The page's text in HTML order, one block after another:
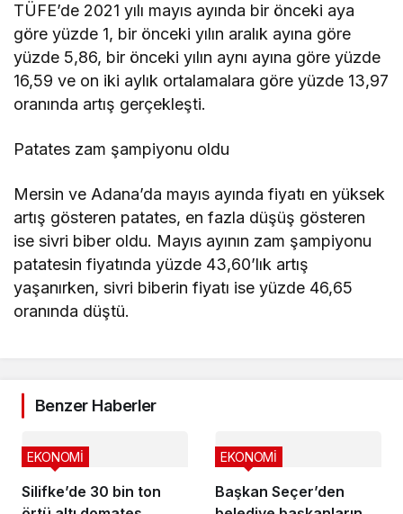
TÜFE’de 2021 yılı mayıs ayında bir önceki aya
göre yüzde 1, bir önceki yılın aralık ayına göre
yüzde 5,86, bir önceki yılın aynı ayına göre yüzde
16,59 ve on iki aylık ortalamalara göre yüzde 13,97
oranında artış gerçekleşti.
Patates zam şampiyonu oldu
Mersin ve Adana’da mayıs ayında fiyatı en yüksek
artış gösteren patates, en fazla düşüş gösteren
ise sivri biber oldu. Mayıs ayının zam şampiyonu
patatesin fiyatında yüzde 43,60’lık artış
yaşanırken, sivri biberin fiyatı ise yüzde 46,65
oranında düştü.
Benzer Haberler
Silifke’de 30 bin ton
EKONOMİ
Başkan Seçer’den
EKONOMİ